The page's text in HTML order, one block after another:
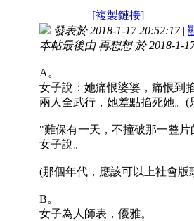
[複製鏈接]
發表於 2018-1-17 20:52:17 |
本帖最後由 再想想 於 2018-1-
A。
女子說：她痛恨婆婆，痛恨到
兩人全武行，她差點掐死她。
"難保有一天，不撞破那一整
女子說。
(那個年代，應該可以上社會
B。
女子為人師表，優雅。